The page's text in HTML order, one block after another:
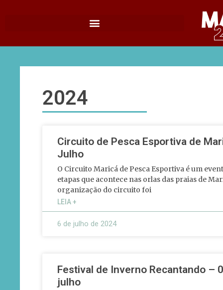
2024
Circuito de Pesca Esportiva de
Julho
O Circuito Maricá de Pesca Esportiva é um
etapas que acontece nas orlas das praias de
organização do circuito foi
LEIA +
6 de julho de 2024
Festival de Inverno Recantando –
julho